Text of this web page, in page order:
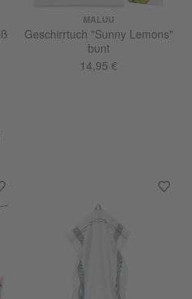
MALUU
Geschirrtuch "Sunny Lemons"
bunt
14,95 €